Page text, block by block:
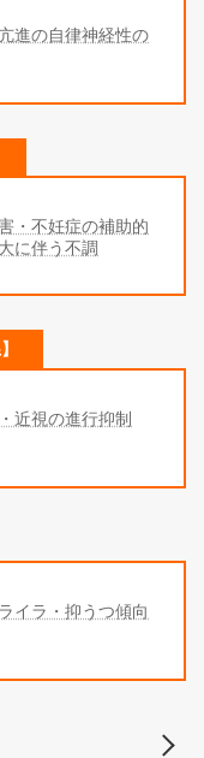
進の自律神経性の
・不妊症の補助的
に伴う不調
近視の進行抑制
イラ・抑うつ傾向